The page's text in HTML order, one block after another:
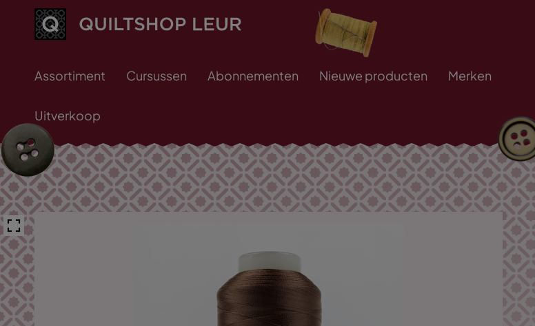
Assortiment Cursussen Abonnementen Nieuwe producten Merken
Uitverkoop